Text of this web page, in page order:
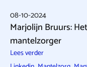
08-10-2024
Marjolijn Bruurs:
mantelzorger
Lees verder